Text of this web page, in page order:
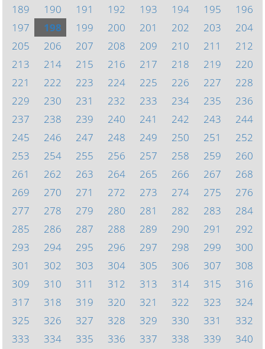
189
190 191 192 193 194 195
196
197
198 199 200 201 202 203
204
205
206 207 208 209 210 211
212
213
214 215 216 217 218 219
220
221
222 223 224 225 226 227
228
229
230 231 232 233 234 235
236
237
238 239 240 241 242 243
244
245
246 247 248 249 250 251
252
253
254 255 256 257 258 259
260
261
262 263 264 265 266 267
268
269
270 271 272 273 274 275
276
277
278 279 280 281 282 283
284
285
286 287 288 289 290 291
292
293
294 295 296 297 298 299
300
301
302 303 304 305 306 307
308
309
310 311 312 313 314 315
316
317
318 319 320 321 322 323
324
325
326 327 328 329 330 331
332
333
334 335 336 337 338 339 340